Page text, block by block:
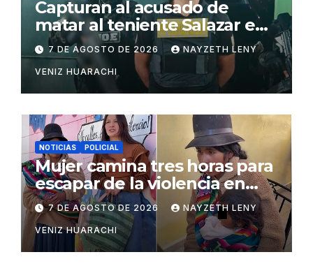
Capturan al acusado de
matar al teniente Salazar en
San Matías
7 DE AGOSTO DE 2026 NAYZETH LENY
VENIZ HUARACHI
NOTICIAS POLICIAL
Mujer camina tres horas para
escapar de la violencia en
Potosí
7 DE AGOSTO DE 2026 NAYZETH LENY
VENIZ HUARACHI